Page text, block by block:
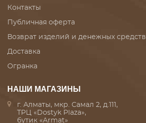
Контакты
Публичная оферта
Возврат изделий и денежных средств
Доставка
Огранка
НАШИ МАГАЗИНЫ
г. Алматы, мкр. Самал 2, д.111,
ТРЦ «Dostyk Plaza»,
бутик «Armat»